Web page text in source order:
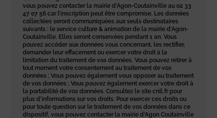
vous pouvez contacter la mairie d’Agon-Coutainville au 02 33
47 07 56 car l’inscription peut être compromise. Les données
collectées seront communiquées aux seuls destinataires
suivants : le service culture & animation de la mairie d’Agon-
Coutainville. Elles seront conservées pendant 1 an. Vous
pouvez accéder aux données vous concernant, les rectifier,
demander leur effacement ou exercer votre droit à la
limitation du traitement de vos données. Vous pouvez retirer à
tout moment votre consentement au traitement de vos
données ; Vous pouvez également vous opposer au traitement
de vos données ; Vous pouvez également exercer votre droit à
la portabilité de vos données. Consultez le site cnil.fr pour
plus d’informations sur vos droits. Pour exercer ces droits ou
pour toute question sur le traitement de vos données dans ce
dispositif, vous pouvez contacter la mairie d’Agon Coutainville